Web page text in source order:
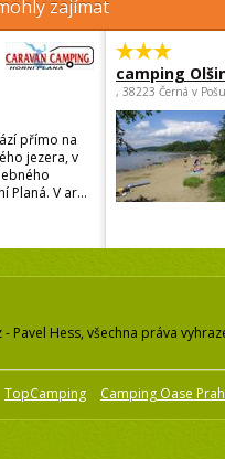
zajímat
přímo na
jezera, v
Planá. V ar...
camping
, 38223 Černá v
Pavel Hess, všechna práva
TopCamping Camping Oase